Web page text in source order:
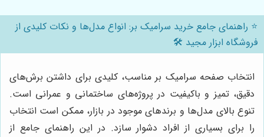
⭐️ راهنمای جامع خرید سرامیک بر: انواع مدل‌ها و نکات کلیدی از
فروشگاه ابزار مجید 🛠️
انتخاب صفحه سرامیک بر مناسب، کلیدی برای داشتن برش‌های
دقیق، تمیز و باکیفیت در پروژه‌های ساختمانی و عمرانی است.
تنوع بالای مدل‌ها و برندهای موجود در بازار، ممکن است انتخاب
را برای بسیاری از افراد دشوار سازد. در این راهنمای جامع از